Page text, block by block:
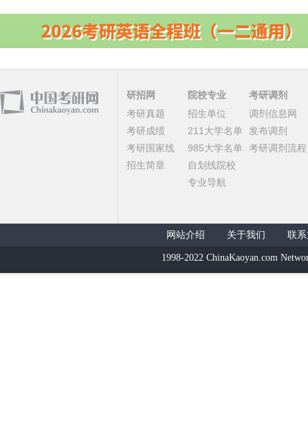
研招网
考研真题
考研成绩
考研国家线
招生简章
院校专业
招生单位
211大学名单
985大学名单
自划线院校
专业导航
考研调剂
调剂信息网
发布调剂
考研调剂流程
网站介绍 关于我们 联
1998-2022 ChinaKaoyan.com